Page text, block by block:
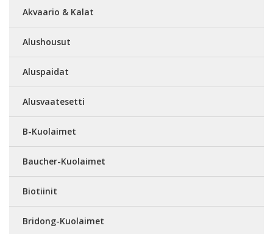
Akvaario & Kalat
Alushousut
Aluspaidat
Alusvaatesetti
B-Kuolaimet
Baucher-Kuolaimet
Biotiinit
Bridong-Kuolaimet